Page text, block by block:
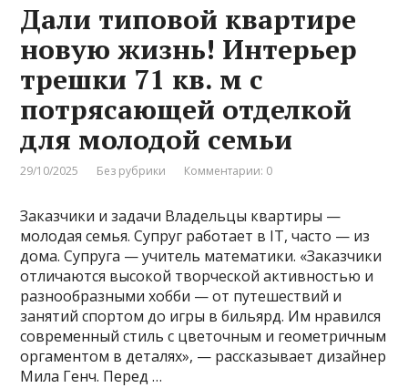
Дали типовой квартире
новую жизнь! Интерьер
трешки 71 кв. м с
потрясающей отделкой
для молодой семьи
29/10/2025 Без рубрики Комментарии: 0
Заказчики и задачи Владельцы квартиры —
молодая семья. Супруг работает в IT, часто — из
дома. Супруга — учитель математики. «Заказчики
отличаются высокой творческой активностью и
разнообразными хобби — от путешествий и
занятий спортом до игры в бильярд. Им нравился
современный стиль с цветочным и геометричным
оргаментом в деталях», — рассказывает дизайнер
Мила Генч. Перед …